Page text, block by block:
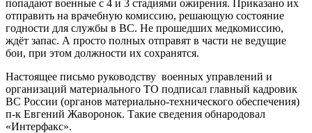
попадают военные с 4 и 3 стадиями ожирения. Приказано их
отправить на врачебную комиссию, решающую состояние
годности для службы в ВС. Не прошедших медкомиссию,
ждёт запас. А просто полных отправят в части не ведущие
бои, при этом должности их сохранятся.
Настоящее письмо руководству военных управлений и
организаций материального ТО подписал главный кадровик
ВС России (органов материально-технического обеспечения)
п-к Евгений Жаворонок. Такие сведения обнародовал
«Интерфакс».